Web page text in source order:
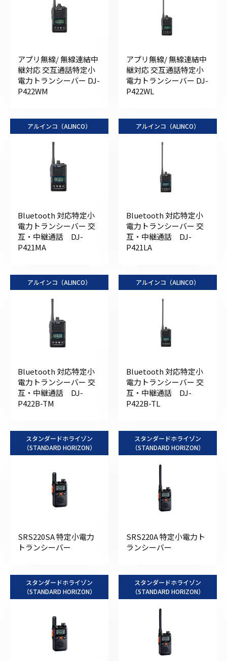
アプリ無線/ 無線連結中
継対応 交互通話特定小
電力トランシーバー DJ-
P422WM
アプリ無線/ 無線連結中
継対応 交互通話特定小
電力トランシーバー DJ-
P422WL
アルインコ（ALINCO）
Bluetooth 対応特定小
電力トランシーバー 交
互・中継通話 DJ-
P421MA
アルインコ（ALINCO）
Bluetooth 対応特定小
電力トランシーバー 交
互・中継通話 DJ-
P421LA
アルインコ（ALINCO）
Bluetooth 対応特定小
電力トランシーバー 交
互・中継通話 DJ-
P422B-TM
アルインコ（ALINCO）
Bluetooth 対応特定小
電力トランシーバー 交
互・中継通話 DJ-
P422B-TL
スタンダードホライゾン
（STANDARD HORIZON）
SRS220SA 特定小電力
トランシーバー
スタンダードホライゾン
（STANDARD HORIZON）
SRS220A 特定小電力ト
ランシーバー
スタンダードホライゾン
（STANDARD HORIZON）
スタンダードホライゾン
（STANDARD HORIZON）